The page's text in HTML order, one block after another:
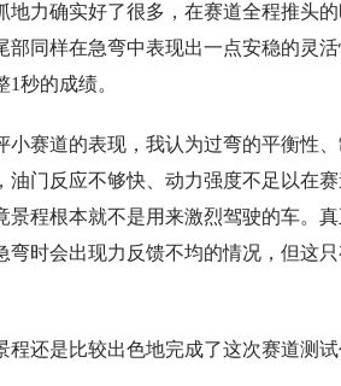
地力确实好了很多，在赛道全程推头
部同样在急弯中表现出一点安稳的灵
秒的成绩。
小赛道的表现，我认为过弯的平衡性
油门反应不够快、动力强度不足以在
景程根本就不是用来激烈驾驶的车。
弯时会出现力反馈不均的情况，但这
程还是比较出色地完成了这次赛道测